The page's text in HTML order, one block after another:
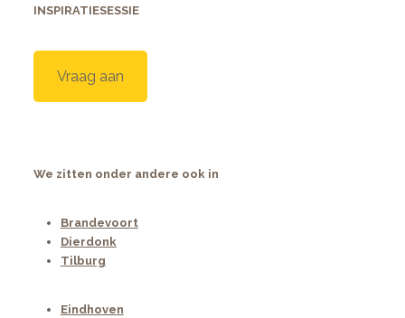
INSPIRATIESESSIE
Vraag aan
We zitten onder andere ook in
Brandevoort
Dierdonk
Tilburg
Eindhoven